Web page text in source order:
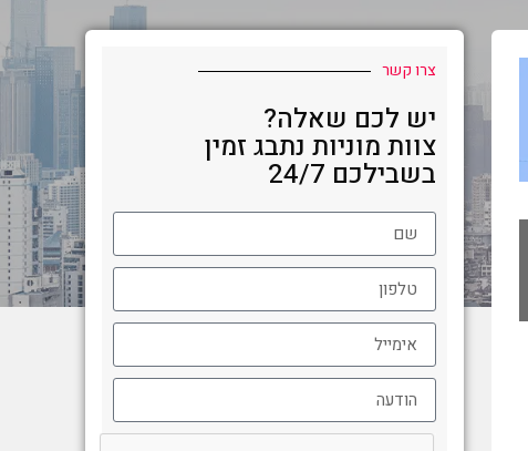
צרו קשר
יש לכם שאלה?
צוות מוניות נתבג זמין
בשבילכם 24/7